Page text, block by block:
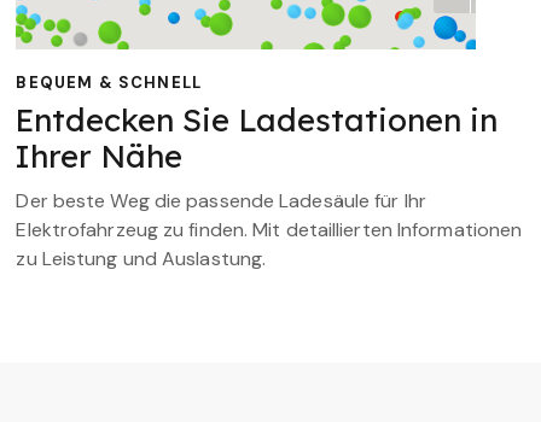
BEQUEM & SCHNELL
Entdecken Sie Ladestationen in
Ihrer Nähe
Der beste Weg die passende Ladesäule für Ihr
Elektrofahrzeug zu finden. Mit detaillierten Informationen
zu Leistung und Auslastung.